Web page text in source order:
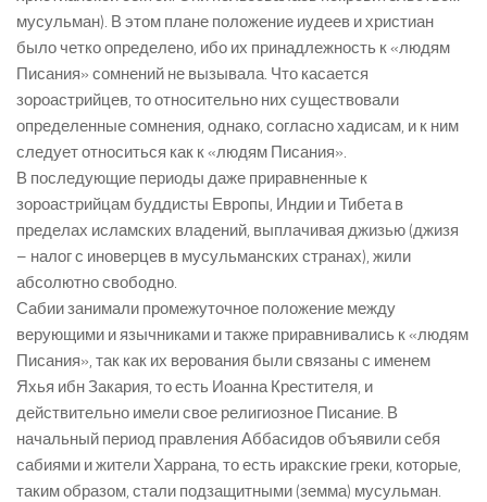
мусульман). В этом плане положение иудеев и христиан
было четко определено, ибо их принадлежность к «людям
Писания» сомнений не вызывала. Что касается
зороастрийцев, то относительно них существовали
определенные сомнения, однако, согласно хадисам, и к ним
следует относиться как к «людям Писания».
В последующие периоды даже приравненные к
зороастрийцам буддисты Европы, Индии и Тибета в
пределах исламских владений, выплачивая джизью (джизя
– налог с иноверцев в мусульманских странах), жили
абсолютно свободно.
Сабии занимали промежуточное положение между
верующими и язычниками и также приравнивались к «людям
Писания», так как их верования были связаны с именем
Яхья ибн Закария, то есть Иоанна Крестителя, и
действительно имели свое религиозное Писание. В
начальный период правления Аббасидов объявили себя
сабиями и жители Харрана, то есть иракские греки, которые,
таким образом, стали подзащитными (земма) мусульман.